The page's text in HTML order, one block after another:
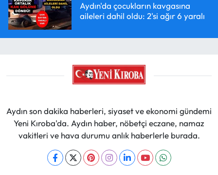
Aydın'da çocukların kavgasına
aileleri dahil oldu: 2'si ağır 6 yaralı
Aydın son dakika haberleri, siyaset ve ekonomi gündemi
Yeni Kıroba'da. Aydın haber, nöbetçi eczane, namaz
vakitleri ve hava durumu anlık haberlerle burada.